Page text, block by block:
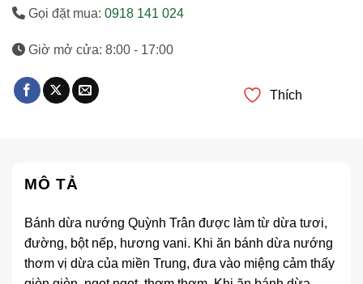
Gọi đặt mua: 0918 141 024
Giờ mở cửa: 8:00 - 17:00
Thích
MÔ TẢ
Bánh dừa nướng Quỳnh Trân được làm từ dừa tươi,
đường, bột nếp, hương vani. Khi ăn bánh dừa nướng
thơm vị dừa của miền Trung, đưa vào miệng cảm thấy